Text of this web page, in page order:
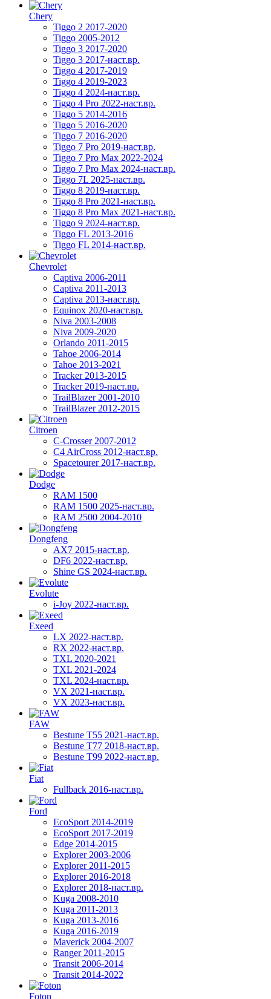
Chery
Tiggo 2 2017-2020
Tiggo 2005-2012
Tiggo 3 2017-2020
Tiggo 3 2017-наст.вр.
Tiggo 4 2017-2019
Tiggo 4 2019-2023
Tiggo 4 2024-наст.вр.
Tiggo 4 Pro 2022-наст.вр.
Tiggo 5 2014-2016
Tiggo 5 2016-2020
Tiggo 7 2016-2020
Tiggo 7 Pro 2019-наст.вр.
Tiggo 7 Pro Max 2022-2024
Tiggo 7 Pro Max 2024-наст.вр.
Tiggo 7L 2025-наст.вр.
Tiggo 8 2019-наст.вр.
Tiggo 8 Pro 2021-наст.вр.
Tiggo 8 Pro Max 2021-наст.вр.
Tiggo 9 2024-наст.вр.
Tiggo FL 2013-2016
Tiggo FL 2014-наст.вр.
Chevrolet
Captiva 2006-2011
Captiva 2011-2013
Captiva 2013-наст.вр.
Equinox 2020-наст.вр.
Niva 2003-2008
Niva 2009-2020
Orlando 2011-2015
Tahoe 2006-2014
Tahoe 2013-2021
Tracker 2013-2015
Tracker 2019-наст.вр.
TrailBlazer 2001-2010
TrailBlazer 2012-2015
Citroen
C-Crosser 2007-2012
C4 AirCross 2012-наст.вр.
Spacetourer 2017-наст.вр.
Dodge
RAM 1500
RAM 1500 2025-наст.вр.
RAM 2500 2004-2010
Dongfeng
AX7 2015-наст.вр.
DF6 2022-наст.вр.
Shine GS 2024-наст.вр.
Evolute
i-Joy 2022-наст.вр.
Exeed
LX 2022-наст.вр.
RX 2022-наст.вр.
TXL 2020-2021
TXL 2021-2024
TXL 2024-наст.вр.
VX 2021-наст.вр.
VX 2023-наст.вр.
FAW
Bestune T55 2021-наст.вр.
Bestune T77 2018-наст.вр.
Bestune T99 2022-наст.вр.
Fiat
Fullback 2016-наст.вр.
Ford
EcoSport 2014-2019
EcoSport 2017-2019
Edge 2014-2015
Explorer 2003-2006
Explorer 2011-2015
Explorer 2016-2018
Explorer 2018-наст.вр.
Kuga 2008-2010
Kuga 2011-2013
Kuga 2013-2016
Kuga 2016-2019
Maverick 2004-2007
Ranger 2011-2015
Transit 2006-2014
Transit 2014-2022
Foton